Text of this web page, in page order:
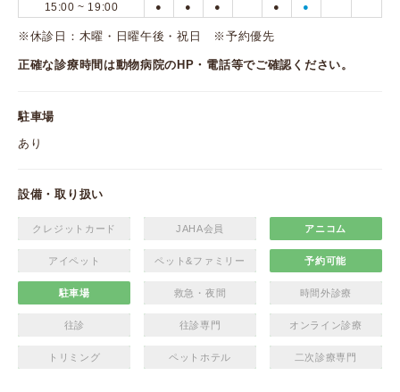
15:00 ~ 19:00 ● ● ● ● ●
※休診日：木曜・日曜午後・祝日 ※予約優先
正確な診療時間は動物病院のHP・電話等でご確認ください。
駐車場
あり
設備・取り扱い
クレジットカード JAHA会員 アニコム
アイペット ペット&ファミリー 予約可能
駐車場 救急・夜間 時間外診療
往診 往診専門 オンライン診療
トリミング ペットホテル 二次診療専門